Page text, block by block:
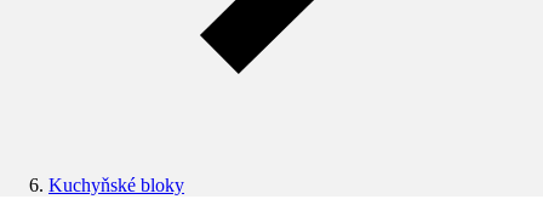
Kuchyňské bloky